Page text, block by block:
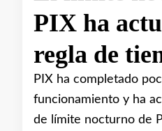
PIX ha
regla de
PIX ha completado
funcionamiento y ha
de límite nocturno de